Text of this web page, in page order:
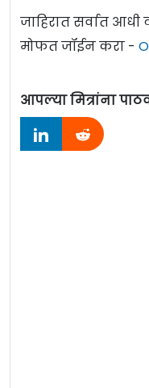
जाहिरात सर्वात
मोफत जॉईन करा -
आपल्या मित्रांना